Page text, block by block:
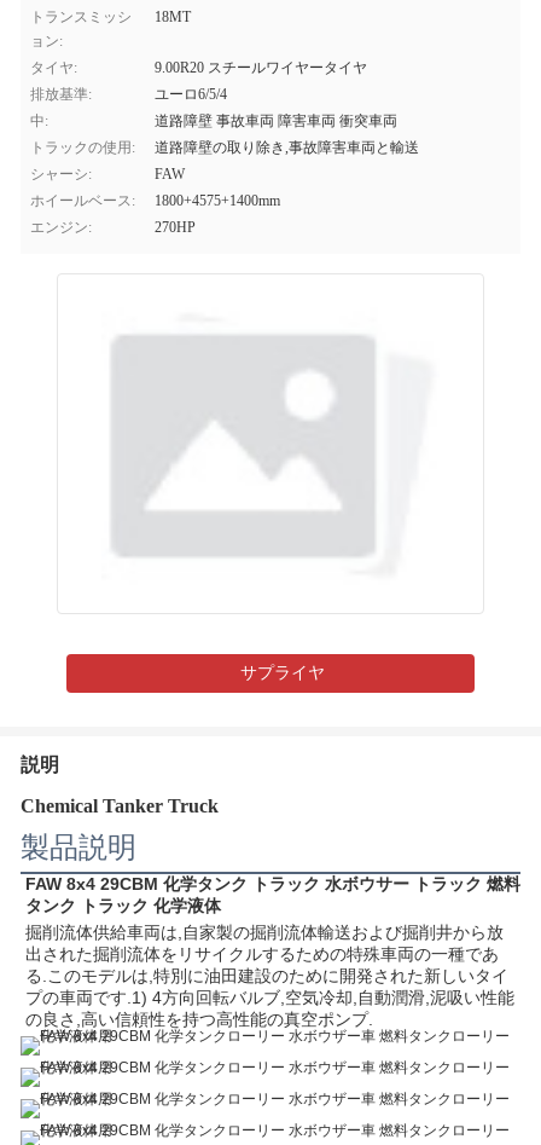
トランスミッシ
ョン:
18MT
タイヤ:
9.00R20 スチールワイヤータイヤ
排放基準:
ユーロ6/5/4
中:
道路障壁 事故車両 障害車両 衝突車両
トラックの使用:
道路障壁の取り除き,事故障害車両と輸送
シャーシ:
FAW
ホイールベース:
1800+4575+1400mm
エンジン:
270HP
サプライヤ
説明
Chemical Tanker Truck
製品説明
FAW 8x4 29CBM 化学タンク トラック 水ボウサー トラック 燃料
タンク トラック 化学液体
掘削流体供給車両は,自家製の掘削流体輸送および掘削井から放
出された掘削流体をリサイクルするための特殊車両の一種であ
る.このモデルは,特別に油田建設のために開発された新しいタイ
プの車両です.1) 4方向回転バルブ,空気冷却,自動潤滑,泥吸い性能
の良さ,高い信頼性を持つ高性能の真空ポンプ.